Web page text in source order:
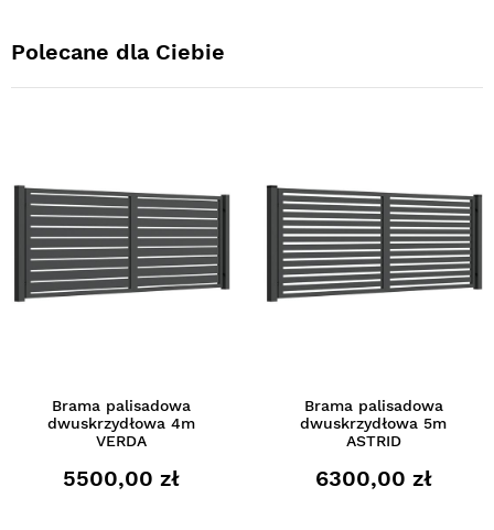
Polecane dla Ciebie
Brama palisadowa
dwuskrzydłowa 4m
VERDA
5500,00 zł
Brama palisadowa
dwuskrzydłowa 5m
ASTRID
6300,00 zł